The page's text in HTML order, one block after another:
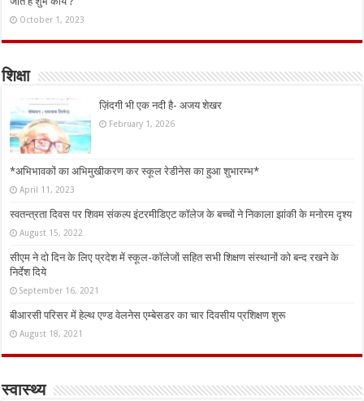
October 1, 2023
शिक्षा
ज़िंदगी भी एक नदी है- अजय शेखर
February 1, 2026
*अभिभावकों का अभिमुखीकरण कर स्कूल रेडीनेस का हुआ शुभारम्भ*
April 11, 2023
स्वतन्त्रता दिवस पर शिवम संकल्प इंटरमीडिएट कॉलेज के बच्चों ने निकाला झांकी के मनोरम दृश्य
August 15, 2022
सीएम ने दो दिन के लिए प्रदेश में स्कूल-कॉलेजों सहित सभी शिक्षण संस्थानों को बन्द रखने के
निर्देश दिये
September 16, 2021
बीआरसी परिसर में हेल्थ एण्ड वेलनेस एम्बेसडर का चार दिवसीय प्रशिक्षण शुरू
August 18, 2021
स्वास्थ्य